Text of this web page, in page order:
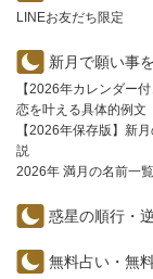
LINEお友だち限定
新月で願い事
【2026年カレンダー
恋を叶える具体的例文
【2026年保存版】新
説
2026年 満月の名前一
惑星の順行・
無料占い・無